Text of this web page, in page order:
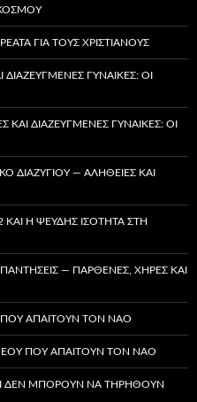
ΓΙΑ ΤΟΥΣ ΧΡΙΣΤΙΑΝΟΎΣ
ΓΥΝΑΊΚΕΣ: ΟΙ
ΔΙΑΖΕΥΓΜΈΝΕΣ ΓΥΝΑΊΚΕΣ: ΟΙ
ΔΙΑΖΥΓΊΟΥ — ΑΛΉΘΕΙΕΣ ΚΑΙ
Η ΨΕΥΔΉΣ ΙΣΌΤΗΤΑ ΣΤΗ
— ΠΑΡΘΈΝΕΣ, ΧΉΡΕΣ ΚΑΙ
ΑΠΑΙΤΟΎΝ ΤΟΝ ΝΑΌ
ΠΟΥ ΑΠΑΙΤΟΎΝ ΤΟΝ ΝΑΌ
ΔΕΝ ΜΠΟΡΟΎΝ ΝΑ ΤΗΡΗΘΟΎΝ